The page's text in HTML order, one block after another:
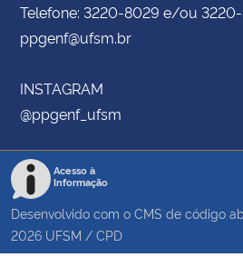
Telefone: 3220-8029 e/ou
ppgenf@ufsm.br
INSTAGRAM
@ppgenf_ufsm
Acesso à
Informação
Desenvolvido com o CMS de código
2026 UFSM / CPD